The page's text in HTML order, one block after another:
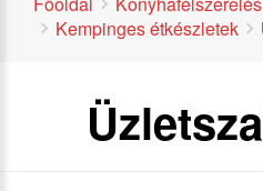
Kempinges étkészletek